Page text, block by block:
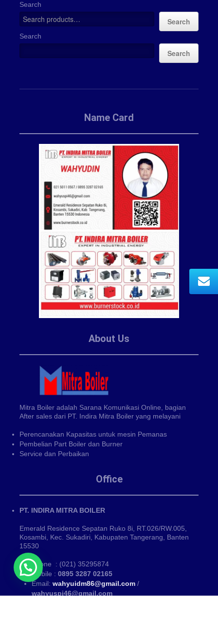
Search
Search
Search
Search
Name Card
About Us
Mitra Boiler adalah Sarana Komunikasi Online, bagian
After sales dari PT. Indira Mitra Boiler yang melayani
Perencanakan Kapasitas untuk mesin Pemanas
Pembelian Part Boiler dan Burner
Service dan Perbaikan
Office
PT. INDIRA MITRA BOILER
Emerald Residence Sepatan Ruko 8i, RT.026/RW.005,
Kosambi, Kec. Sukadiri, Kabupaten Tangerang, Banten
15530
Phone : (021) 35295874
Mobile : 0895 3287 02165
Email: wahyuidm86@gmail.com /
wahyuspi46@gmail.com